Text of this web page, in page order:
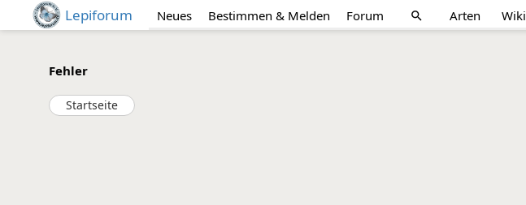
Lepiforum Neues Bestimmen & Melden Forum search Arten Wiki
Fehler
Startseite